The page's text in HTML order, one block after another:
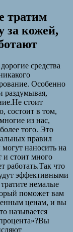
тратим
за кожей,
средства
Особенно
раздумывая,
стоит
состоит в том,
из нас,
того. Это
правил
наносить на
и стоит много
работать.Так что
эффективными
немалые
поможет вам
ценам, и вы
называется